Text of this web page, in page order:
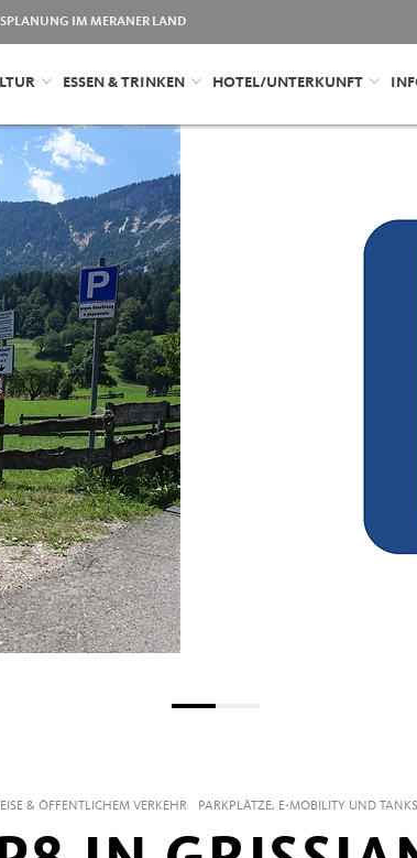
IM MERANER LAND
ESSEN & TRINKEN HOTEL/UNTERKUNFT
& ÖFFENTLICHEM VERKEHR PARKPLÄTZE, E-MOBILITY UND